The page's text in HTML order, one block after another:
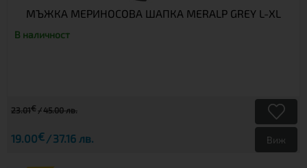
МЪЖКА МЕРИНОСОВА ШАПКА MERALP GREY L-XL
В наличност
23.01€ 45.00 лв.
19.00€ 37.16 лв. Виж